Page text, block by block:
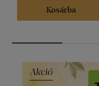
Kosárba